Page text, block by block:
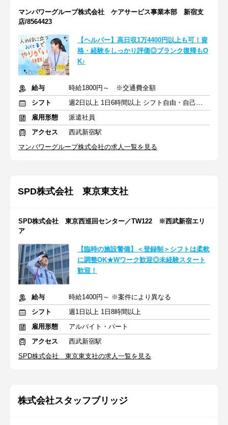
マンパワーグループ株式会社 ケアサービス事業本部 新宿支
店/8564423
【ヘルパー】高日収1万4400円以上も可！資
格・経験をしっかり評価◎ブランク復帰もO
K♪
給与
時給1800円～ ※交通費全額
シフト
週2日以上 1日6時間以上 シフト自由・自己申告
雇用形態
派遣社員
アクセス
西武新宿駅
マンパワーグループ株式会社の求人一覧を見る
SPD株式会社 東京東支社
SPD株式会社 東京西巡回センター／TW122 ※西武新宿エリ
ア
【臨時の施設警備】＜登録制＞シフトは柔軟
に調整OK★Wワーク歓迎◎未経験スタート
歓迎！
給与
時給1400円～ ※案件により異なる
シフト
週1日以上 1日8時間以上
雇用形態
アルバイト・パート
アクセス
西武新宿駅
SPD株式会社 東京東支社の求人一覧を見る
株式会社スタッフブリッジ